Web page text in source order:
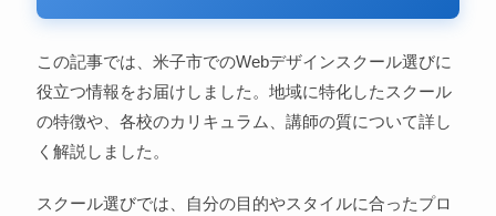
この記事では、米子市でのWebデザインスクール選びに
役立つ情報をお届けしました。地域に特化したスクール
の特徴や、各校のカリキュラム、講師の質について詳し
く解説しました。
スクール選びでは、自分の目的やスタイルに合ったプロ